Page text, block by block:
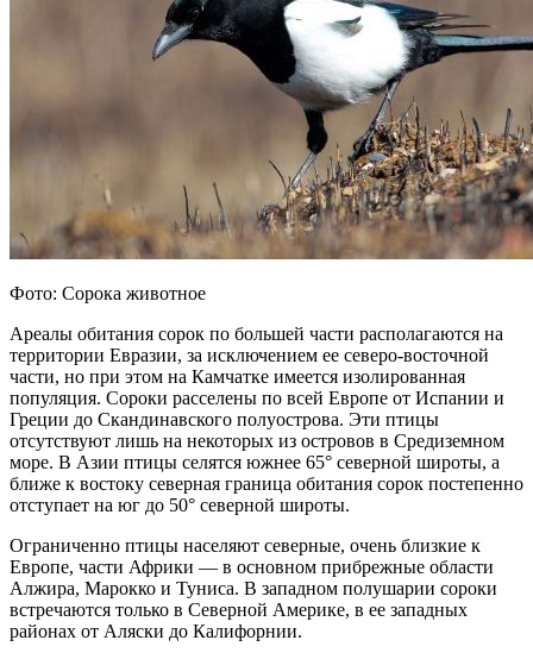
Фото: Сорока животное
Ареалы обитания сорок по большей части располагаются на
территории Евразии, за исключением ее северо-восточной
части, но при этом на Камчатке имеется изолированная
популяция. Сороки расселены по всей Европе от Испании и
Греции до Скандинавского полуострова. Эти птицы
отсутствуют лишь на некоторых из островов в Средиземном
море. В Азии птицы селятся южнее 65° северной широты, а
ближе к востоку северная граница обитания сорок постепенно
отступает на юг до 50° северной широты.
Ограниченно птицы населяют северные, очень близкие к
Европе, части Африки — в основном прибрежные области
Алжира, Марокко и Туниса. В западном полушарии сороки
встречаются только в Северной Америке, в ее западных
районах от Аляски до Калифорнии.